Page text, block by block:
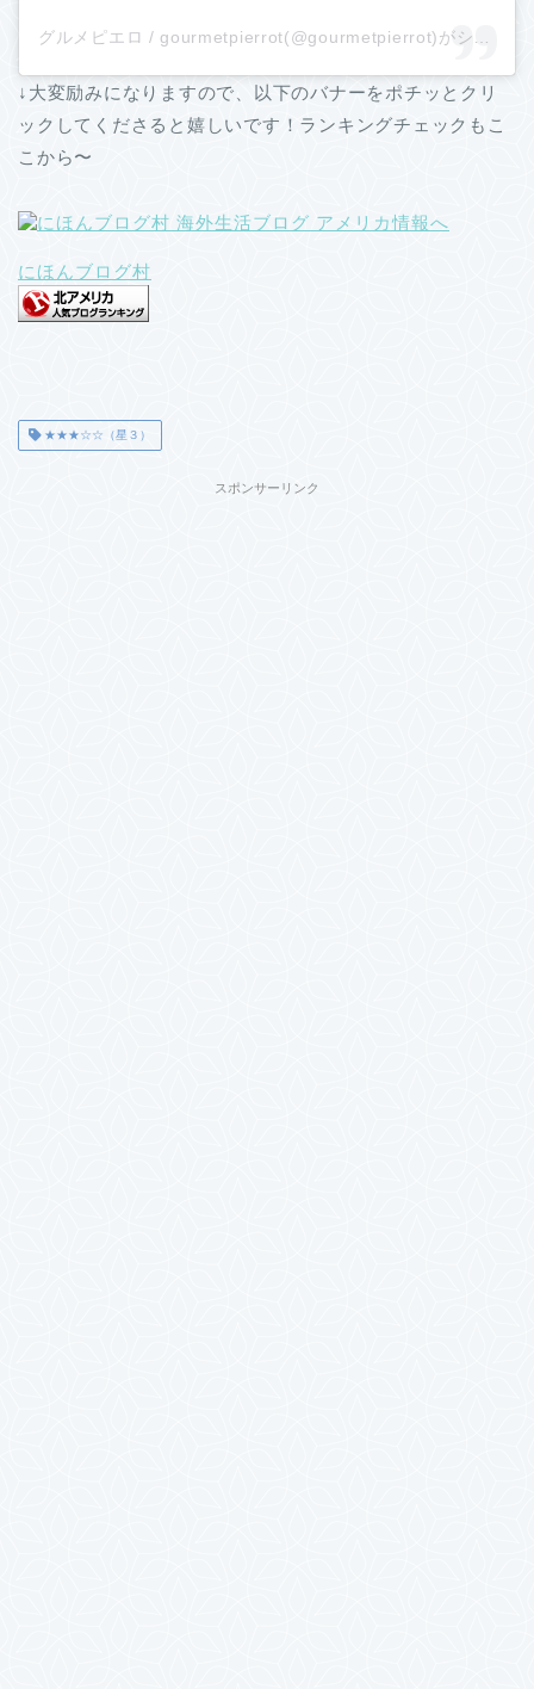
↓大変励みになりますので、以下のバナーをポチッとクリ
ックしてくださると嬉しいです！ランキングチェックもこ
こから〜
にほんブログ村
★★★☆☆（星３）
スポンサーリンク